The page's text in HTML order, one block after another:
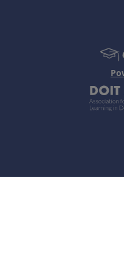
(HSV) Typ 1 (H.
Grund. Rasche